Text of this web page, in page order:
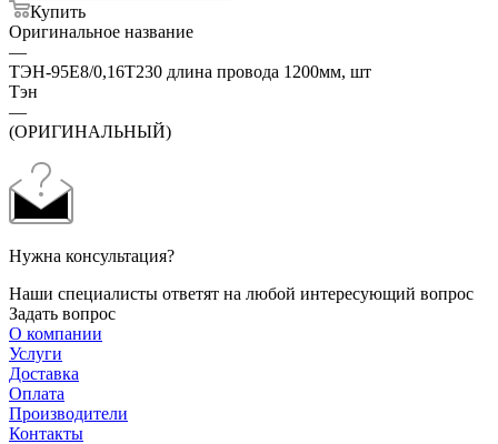
Купить
Оригинальное название
—
ТЭН-95Е8/0,16Т230 длина провода 1200мм, шт
Тэн
—
(ОРИГИНАЛЬНЫЙ)
Нужна консультация?
Наши специалисты ответят на любой интересующий вопрос
Задать вопрос
О компании
Услуги
Доставка
Оплата
Производители
Контакты